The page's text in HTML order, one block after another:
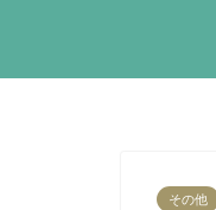
その他